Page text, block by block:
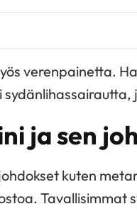
verenpainetta.
ja sen
kuten
Tavallisimmat